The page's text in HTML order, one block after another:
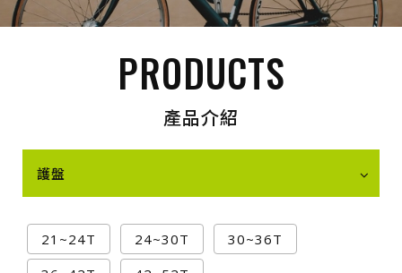
PRODUCTS
產品介紹
護盤
21~24T 24~30T
30~36T